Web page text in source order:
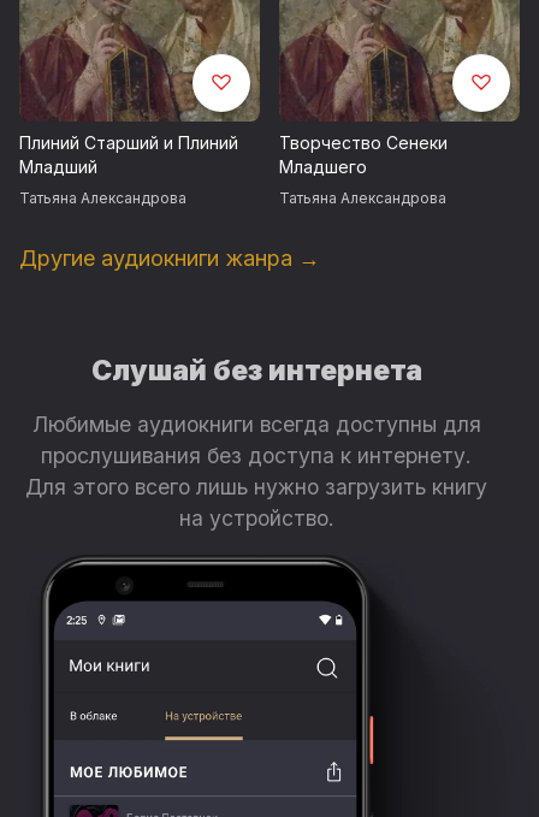
Плиний Старший и Плиний
Младший
Татьяна Александрова
Творчество Сенеки
Младшего
Татьяна Александрова
Другие аудиокниги жанра →
Слушай без интернета
Любимые аудиокниги всегда доступны для
прослушивания без доступа к интернету.
Для этого всего лишь нужно загрузить книгу
на устройство.